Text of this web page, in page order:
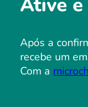
Após a
recebe um
Com a